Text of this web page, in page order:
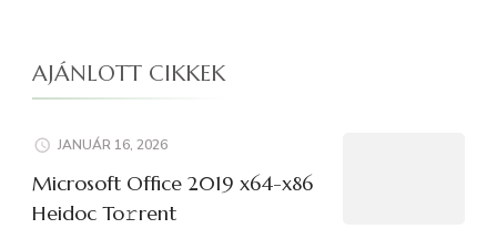
AJÁNLOTT CIKKEK
JANUÁR 16, 2026
Microsoft Office 2019 x64-x86
Heidoc To𝚛rent